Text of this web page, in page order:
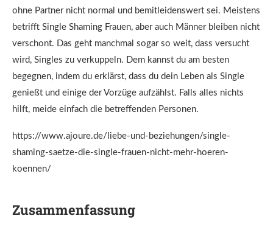
ohne Partner nicht normal und bemitleidenswert sei. Meistens
betrifft Single Shaming Frauen, aber auch Männer bleiben nicht
verschont. Das geht manchmal sogar so weit, dass versucht
wird, Singles zu verkuppeln. Dem kannst du am besten
begegnen, indem du erklärst, dass du dein Leben als Single
genießt und einige der Vorzüge aufzählst. Falls alles nichts
hilft, meide einfach die betreffenden Personen.
https://www.ajoure.de/liebe-und-beziehungen/single-
shaming-saetze-die-single-frauen-nicht-mehr-hoeren-
koennen/
Zusammenfassung